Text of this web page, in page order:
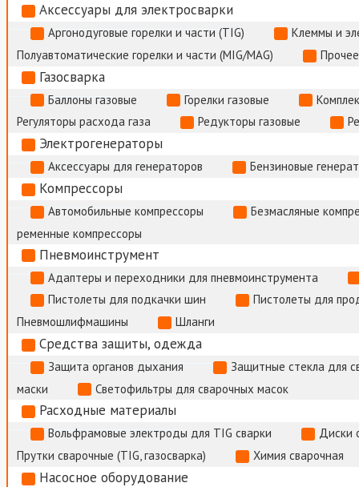
Аксессуары для электросварки
Аргонодуговые горелки и части (TIG)
Клеммы и
Полуавтоматические горелки и части (MIG/MAG)
Газосварка
Баллоны газовые Горелки газовые
Регуляторы расхода газа
Редукторы газовые
Электрогенераторы
Аксессуары для генераторов Бензиновые
Компрессоры
Автомобильные компрессоры
Безмасляные
ременные компрессоры
Пневмоинструмент
Адаптеры и переходники для пневмоинструмента
Пистолеты для подкачки шин
Пистолеты для
Пневмошлифмашины
Шланги
Средства защиты, одежда
Защита органов дыхания
Защитные стекла для
маски
Светофильтры для сварочных масок
Расходные материалы
Вольфрамовые электроды для TIG сварки
Диски
Прутки сварочные (TIG, газосварка)
Химия сварочная
Насосное оборудование